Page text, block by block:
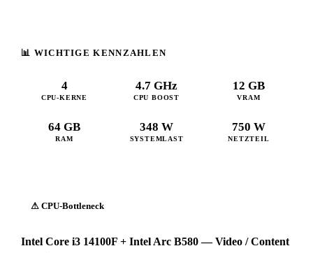
📊 WICHTIGE KENNZAHLEN
4
CPU-KERNE
4.7 GHz
CPU BOOST
12 GB
VRAM
64 GB
RAM
348 W
SYSTEMLAST
750 W
NETZTEIL
⚠ CPU-Bottleneck
Intel Core i3 14100F + Intel Arc B580 — Video / Content